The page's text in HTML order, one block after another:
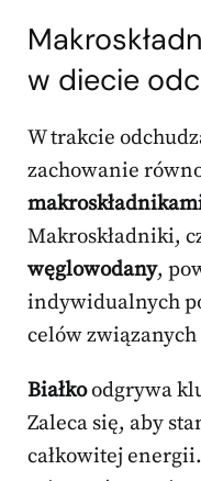
w diecie
W trakcie
zachowanie
Makroskładniki,
węglowodany,
indywidualnych
celów
Białkoodgrywa
Zaleca się, aby
całkowitej